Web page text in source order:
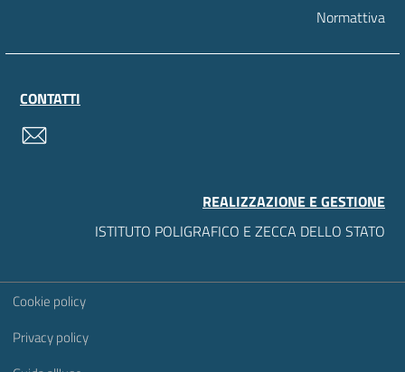
Normattiva
CONTATTI
REALIZZAZIONE E GESTIONE
ISTITUTO POLIGRAFICO E ZECCA DELLO STATO
Sezione Link Utili
Cookie policy
Privacy policy